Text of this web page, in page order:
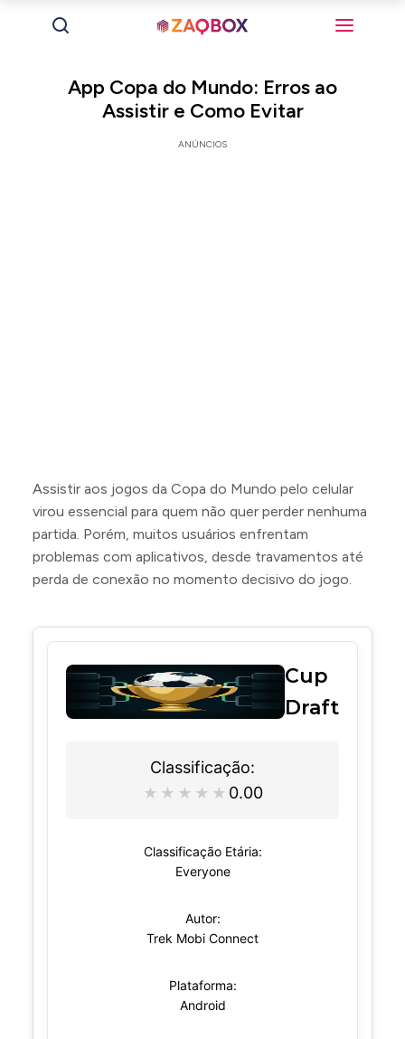
App Copa do Mundo: Erros ao
Assistir e Como Evitar
ANÚNCIOS
Assistir aos jogos da Copa do Mundo pelo celular
virou essencial para quem não quer perder nenhuma
partida. Porém, muitos usuários enfrentam
problemas com aplicativos, desde travamentos até
perda de conexão no momento decisivo do jogo.
Cup
Draft
Classificação:
★ ★ ★ ★ ★ 0.00
Classificação Etária:
Everyone
Autor:
Trek Mobi Connect
Plataforma:
Android